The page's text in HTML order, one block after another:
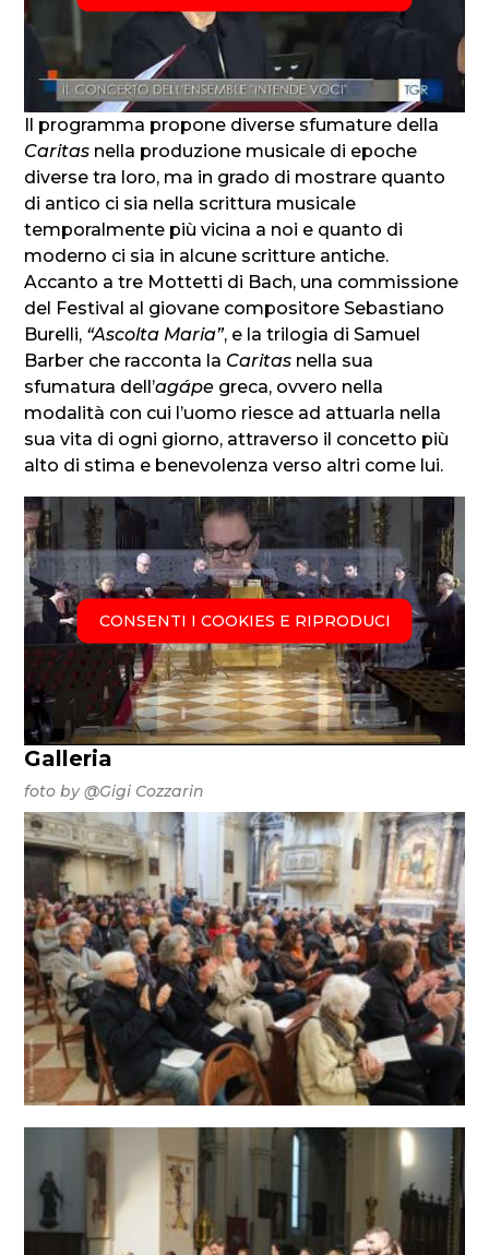
Il programma propone diverse sfumature della
Caritas nella produzione musicale di epoche
diverse tra loro, ma in grado di mostrare quanto
di antico ci sia nella scrittura musicale
temporalmente più vicina a noi e quanto di
moderno ci sia in alcune scritture antiche.
Accanto a tre Mottetti di Bach, una commissione
del Festival al giovane compositore Sebastiano
Burelli, “Ascolta Maria”, e la trilogia di Samuel
Barber che racconta la Caritas nella sua
sfumatura dell’agápe greca, ovvero nella
modalità con cui l’uomo riesce ad attuarla nella
sua vita di ogni giorno, attraverso il concetto più
alto di stima e benevolenza verso altri come lui.
CONSENTI I COOKIES E RIPRODUCI
Galleria
foto by @Gigi Cozzarin